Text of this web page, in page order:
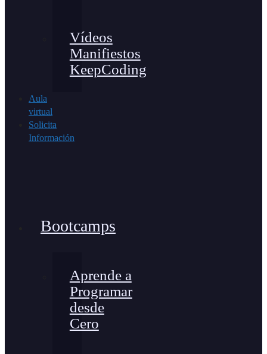
Vídeos
Manifiestos
KeepCoding
Aula
virtual
Solicita
Información
Bootcamps
Aprende a
Programar
desde
Cero